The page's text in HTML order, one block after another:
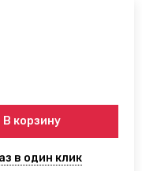
В корзину
в один клик